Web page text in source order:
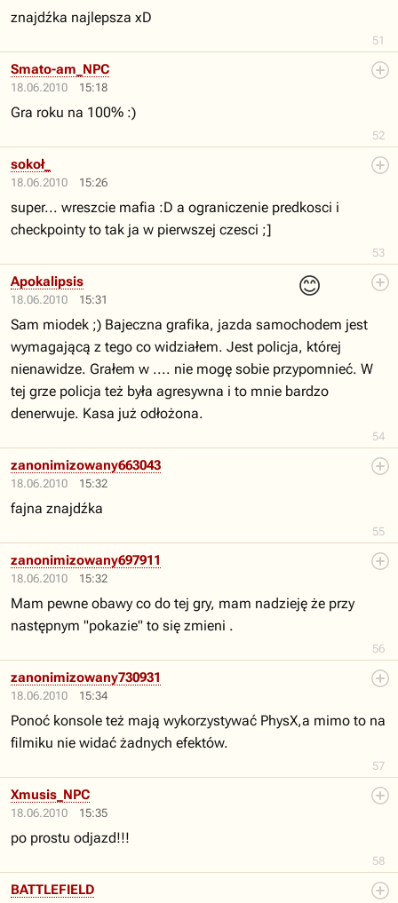
51
znajdźka najlepsza xD
18.06.2010 15:18
52
Smato-am_NPC
Gra roku na 100% :)
18.06.2010 15:26
53
sokoł_
super... wreszcie mafia :D a ograniczenie predkosci i
checkpointy to tak ja w pierwszej czesci ;]
18.06.2010 15:31
😊
54
Apokalipsis
Sam miodek ;) Bajeczna grafika, jazda samochodem jest
wymagającą z tego co widziałem. Jest policja, której
nienawidze. Grałem w .... nie mogę sobie przypomnieć. W
tej grze policja też była agresywna i to mnie bardzo
denerwuje. Kasa już odłożona.
18.06.2010 15:32
55
zanonimizowany663043
fajna znajdźka
18.06.2010 15:32
56
zanonimizowany697911
Mam pewne obawy co do tej gry, mam nadzieję że przy
następnym "pokazie" to się zmieni .
18.06.2010 15:34
57
zanonimizowany730931
Ponoć konsole też mają wykorzystywać PhysX,a mimo to na
filmiku nie widać żadnych efektów.
18.06.2010 15:35
58
Xmusis_NPC
po prostu odjazd!!!
BATTLEFIELD